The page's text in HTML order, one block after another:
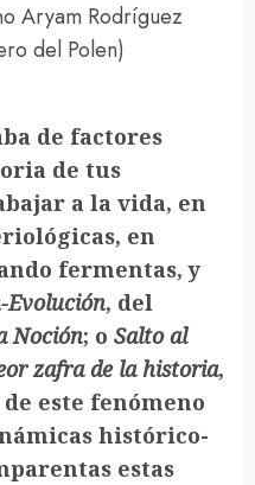
Aryam Rodríguez
del Polen)
de factores
de tus
a la vida, en
en
fermentas, y
Evolución, del
Noción; o Salto al
zafra de la historia,
este fenómeno
histórico-
estas